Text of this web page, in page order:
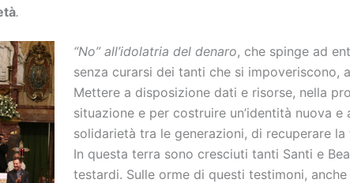
.
“No” all’idolatria del denaro, che spinge ad
senza curarsi dei tanti che si impoveriscono,
Mettere a disposizione dati e risorse, nella
situazione e per costruire un’identità nuova
solidarietà tra le generazioni, di recuperare
In questa terra sono cresciuti tanti Santi e
testardi. Sulle orme di questi testimoni,